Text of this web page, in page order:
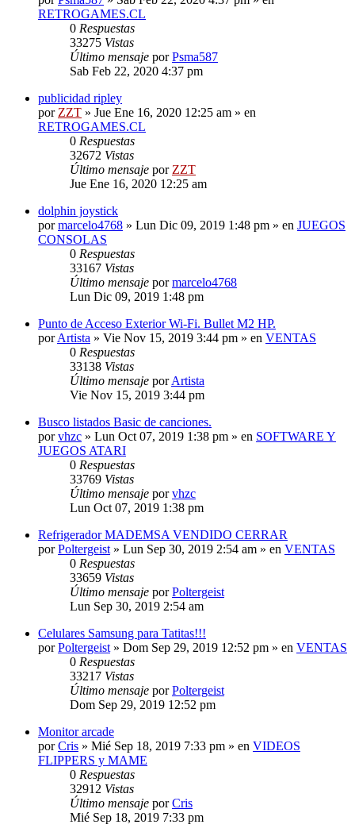
RETROGAMES.CL
0 Respuestas
33275 Vistas
Último mensaje porPsma587
Sab Feb 22, 2020 4:37 pm
publicidad ripley
por ZZT » Jue Ene 16, 2020 12:25 am » en
RETROGAMES.CL
0 Respuestas
32672 Vistas
Último mensaje por ZZT
Jue Ene 16, 2020 12:25 am
dolphin joystick
pormarcelo4768 » Lun Dic 09, 2019 1:48 pm » en JUEGOS
CONSOLAS
0 Respuestas
33167 Vistas
Último mensaje pormarcelo4768
Lun Dic 09, 2019 1:48 pm
Punto de Acceso Exterior Wi-Fi. Bullet M2 HP.
porArtista » Vie Nov 15, 2019 3:44 pm » en VENTAS
0 Respuestas
33138 Vistas
Último mensaje porArtista
Vie Nov 15, 2019 3:44 pm
Busco listados Basic de canciones.
porvhzc » Lun Oct 07, 2019 1:38 pm » en SOFTWARE Y
JUEGOS ATARI
0 Respuestas
33769 Vistas
Último mensaje porvhzc
Lun Oct 07, 2019 1:38 pm
Refrigerador MADEMSA VENDIDO CERRAR
porPoltergeist » Lun Sep 30, 2019 2:54 am » en VENTAS
0 Respuestas
33659 Vistas
Último mensaje porPoltergeist
Lun Sep 30, 2019 2:54 am
Celulares Samsung para Tatitas!!!
porPoltergeist » Dom Sep 29, 2019 12:52 pm » en VENTAS
0 Respuestas
33217 Vistas
Último mensaje porPoltergeist
Dom Sep 29, 2019 12:52 pm
Monitor arcade
porCris » Mié Sep 18, 2019 7:33 pm » en VIDEOS
FLIPPERS y MAME
0 Respuestas
32912 Vistas
Último mensaje porCris
Mié Sep 18, 2019 7:33 pm